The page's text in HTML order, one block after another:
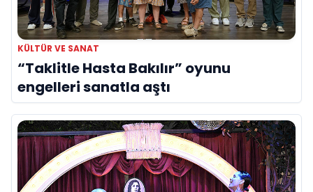
KÜLTÜR VE SANAT
“Taklitle Hasta Bakılır” oyunu
engelleri sanatla aştı